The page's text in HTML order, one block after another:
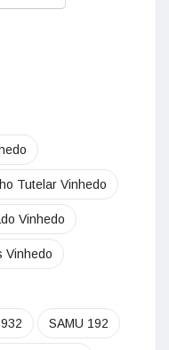
Tutelar Vinhedo
Vinhedo
Vinhedo
SAMU 192